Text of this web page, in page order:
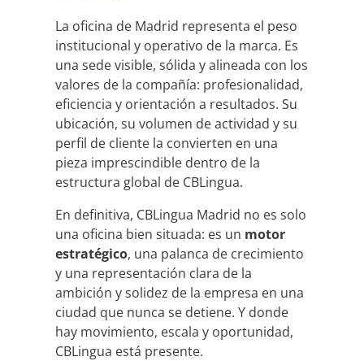
La oficina de Madrid representa el peso
institucional y operativo de la marca. Es
una sede visible, sólida y alineada con los
valores de la compañía: profesionalidad,
eficiencia y orientación a resultados. Su
ubicación, su volumen de actividad y su
perfil de cliente la convierten en una
pieza imprescindible dentro de la
estructura global de CBLingua.
En definitiva, CBLingua Madrid no es solo
una oficina bien situada: es un motor
estratégico, una palanca de crecimiento
y una representación clara de la
ambición y solidez de la empresa en una
ciudad que nunca se detiene. Y donde
hay movimiento, escala y oportunidad,
CBLingua está presente.